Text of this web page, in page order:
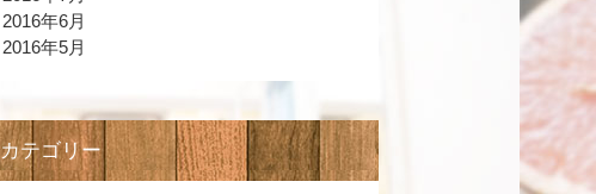
2016年6月
2016年5月
カテゴリー